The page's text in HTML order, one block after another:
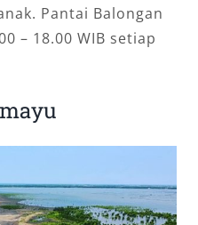
Pantai Balongan
– 18.00 WIB setiap